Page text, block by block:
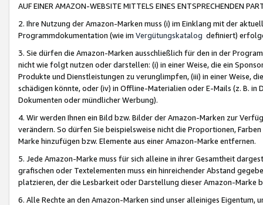
AUF EINER AMAZON-WEBSITE MITTELS EINES ENTSPRECHENDEN
2. Ihre Nutzung der Amazon-Marken muss (i) im Einklang mit der
Programmdokumentation (wie im Vergütungskatalog definiert)
3. Sie dürfen die Amazon-Marken ausschließlich für den in der
nicht wie folgt nutzen oder darstellen: (i) in einer Weise, die ein
Produkte und Dienstleistungen zu verunglimpfen, (iii) in einer Weise,
schädigen könnte, oder (iv) in Offline-Materialien oder E-Mails (z. B. in
Dokumenten oder mündlicher Werbung).
4. Wir werden Ihnen ein Bild bzw. Bilder der Amazon-Marken zur
verändern. So dürfen Sie beispielsweise nicht die Proportionen,
Marke hinzufügen bzw. Elemente aus einer Amazon-Marke entfernen.
5. Jede Amazon-Marke muss für sich alleine in ihrer Gesamtheit
grafischen oder Textelementen muss ein hinreichender Abstand
platzieren, der die Lesbarkeit oder Darstellung dieser Amazon-Marke
6. Alle Rechte an den Amazon-Marken sind unser alleiniges